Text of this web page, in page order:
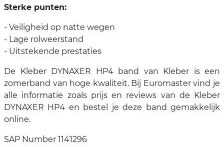
Sterke punten:
- Veiligheid op natte wegen
- Lage rolweerstand
- Uitstekende prestaties
De Kleber DYNAXER HP4 band van Kleber is een
zomerband van hoge kwaliteit. Bij Euromaster vind je
alle informatie zoals prijs en reviews van de Kleber
DYNAXER HP4 en bestel je deze band gemakkelijk
online.
SAP Number 1141296